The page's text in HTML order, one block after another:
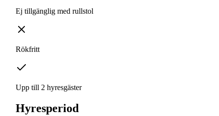
Ej tillgänglig med rullstol
Rökfritt
Upp till 2 hyresgäster
Hyresperiod